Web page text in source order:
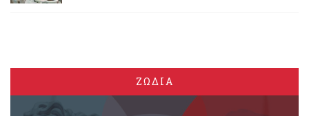
ΖΩΔΙΑ